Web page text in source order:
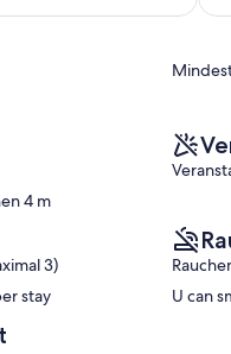
4 m
3)
stay
U can